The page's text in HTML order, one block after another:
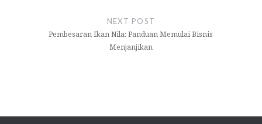
NEXT POST
Pembesaran Ikan Nila: Panduan Memulai Bisnis
Menjanjikan